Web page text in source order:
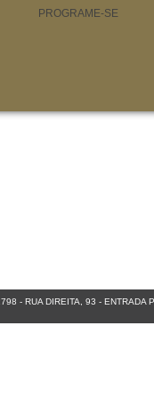
PROGRAME-SE
-RUA DIREITA, 93 - ENTRADA